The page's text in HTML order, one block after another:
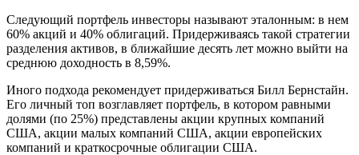
Следующий портфель инвесторы называют эталонным: в нем
60% акций и 40% облигаций. Придерживаясь такой стратегии
разделения активов, в ближайшие десять лет можно выйти на
среднюю доходность в 8,59%.
Иного подхода рекомендует придерживаться Билл Бернстайн.
Его личный топ возглавляет портфель, в котором равными
долями (по 25%) представлены акции крупных компаний
США, акции малых компаний США, акции европейских
компаний и краткосрочные облигации США.